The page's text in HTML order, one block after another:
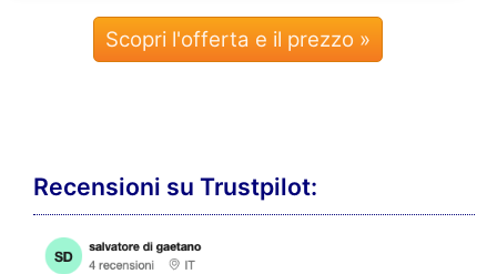
Scopri l'offerta e il prezzo »
Recensioni su Trustpilot: